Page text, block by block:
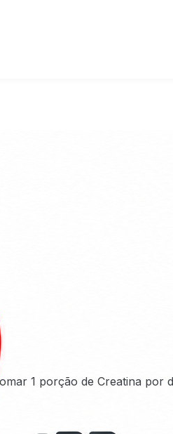
1 porção de Creatina por